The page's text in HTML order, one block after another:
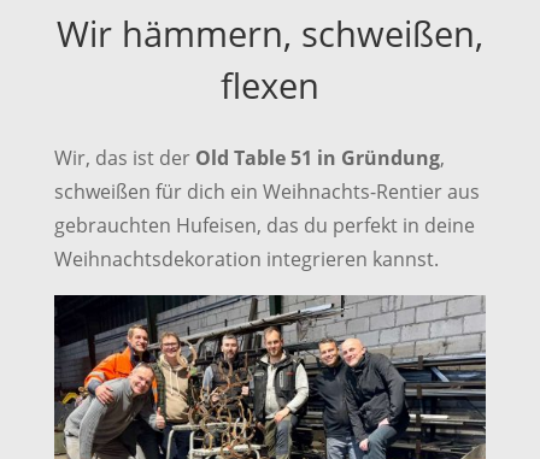
Wir hämmern, schweißen,
flexen
Wir, das ist der Old Table 51 in Gründung,
schweißen für dich ein Weihnachts-Rentier aus
gebrauchten Hufeisen, das du perfekt in deine
Weihnachtsdekoration integrieren kannst.